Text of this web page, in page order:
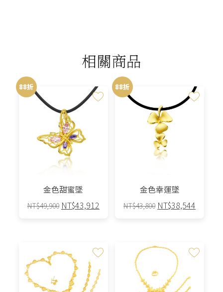
相關商品
88折
金色甜蜜墜
NT$49,900 原
NT$49,900。
NT$43,912
NT$43,912。
88折
金色幸運墜
NT$43,800 原
NT$43,800。
NT$38,544